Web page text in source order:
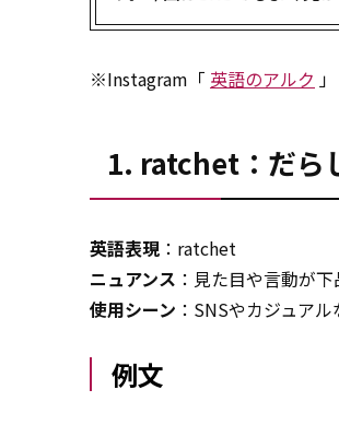
※Instagram「 英語のアルク
1. ratchet：だら
英語表現 ：ratchet
ニュアンス ：見た目や言動が
使用シーン ：SNSやカジュアル
例文